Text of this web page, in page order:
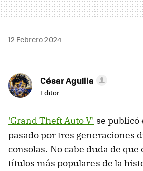
12 Febrero 2024
César Aguilla
Editor
'Grand Theft Auto V' se publicó
pasado por tres generaciones
consolas. No cabe duda de que
títulos más populares de la